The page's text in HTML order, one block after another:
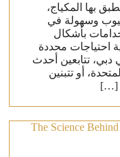
بها المكياج،
وسهولة في
بأشكال
احتياجات محددة
تتابعين أحدث
أو تتبنين
[…]